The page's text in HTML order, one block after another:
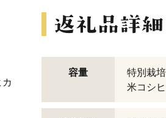
容量
特別栽
米コシ